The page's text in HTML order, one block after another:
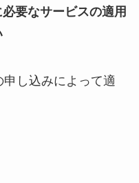
要なサービスの適用
し込みによって適